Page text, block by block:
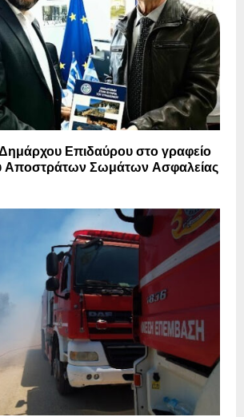
Επιδαύρου στο γραφείο
Αποστράτων Σωμάτων Ασφαλείας